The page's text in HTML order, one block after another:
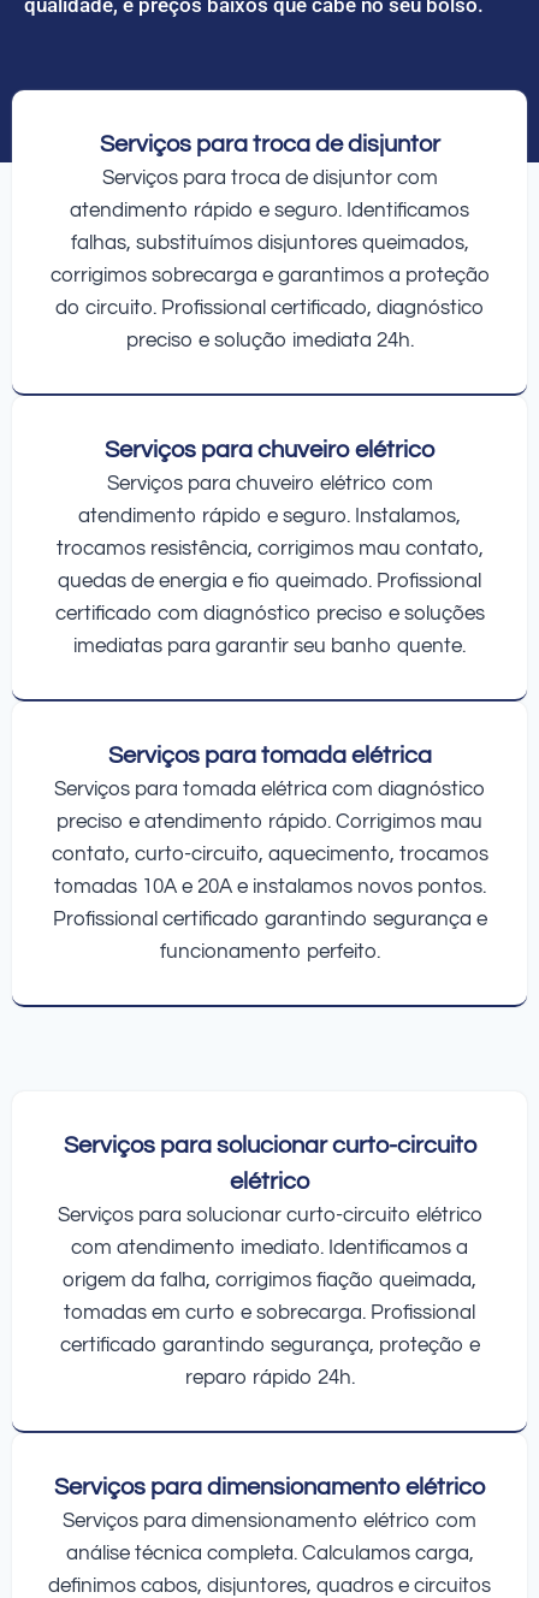
Serviços para troca de disjuntor
Serviços para troca de disjuntor com
atendimento rápido e seguro. Identificamos
falhas, substituímos disjuntores queimados,
corrigimos sobrecarga e garantimos a proteção
do circuito. Profissional certificado, diagnóstico
preciso e solução imediata 24h.
Serviços para chuveiro elétrico
Serviços para chuveiro elétrico com
atendimento rápido e seguro. Instalamos,
trocamos resistência, corrigimos mau contato,
quedas de energia e fio queimado. Profissional
certificado com diagnóstico preciso e soluções
imediatas para garantir seu banho quente.
Serviços para tomada elétrica
Serviços para tomada elétrica com diagnóstico
preciso e atendimento rápido. Corrigimos mau
contato, curto-circuito, aquecimento, trocamos
tomadas 10A e 20A e instalamos novos pontos.
Profissional certificado garantindo segurança e
funcionamento perfeito.
Serviços para solucionar curto-circuito
elétrico
Serviços para solucionar curto-circuito elétrico
com atendimento imediato. Identificamos a
origem da falha, corrigimos fiação queimada,
tomadas em curto e sobrecarga. Profissional
certificado garantindo segurança, proteção e
reparo rápido 24h.
Serviços para dimensionamento elétrico
Serviços para dimensionamento elétrico com
análise técnica completa. Calculamos carga,
definimos cabos, disjuntores, quadros e circuitos